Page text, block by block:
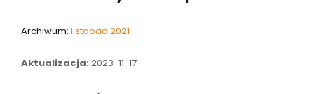
Archiwum: listopad 2021
Aktualizacja: 2023-11-17